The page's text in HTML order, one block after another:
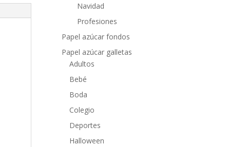
Navidad
Profesiones
Papel azúcar fondos
Papel azúcar galletas
Adultos
Bebé
Boda
Colegio
Deportes
Halloween